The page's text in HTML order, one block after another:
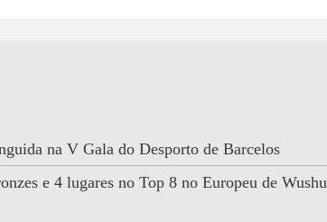
na V Gala do Desporto de Barcelos
e 4 lugares no Top 8 no Europeu de Wushu